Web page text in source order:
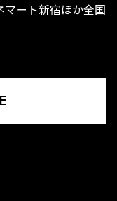
マート新宿ほか全国